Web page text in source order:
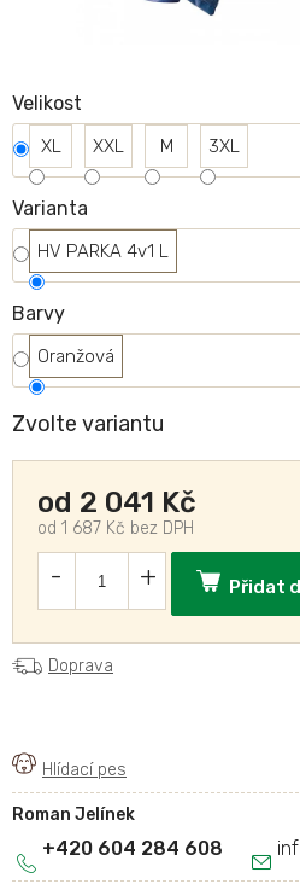
Zvolte variantu
Velikost
XL XXL M 3XL
Varianta
HV PARKA 4v1 L
Barvy
Oranžová
od 2 041 Kč
od 1 687 Kč bez DPH
Přidat
Roman Jelínek
+420 604 284 608
Doprava